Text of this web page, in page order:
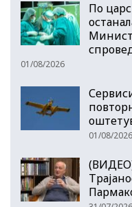
По
01/08/2026
01/08/2026